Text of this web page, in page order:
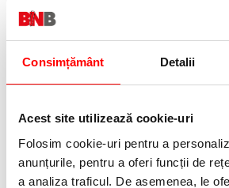
Consimțământ Detalii
Acest site utilizează cookie-uri
Folosim cookie-uri pentru a
anunțurile, pentru a oferi funcții de
a analiza traficul. De asemenea, le
Trei compartimente cu fermoar
—
instrumente.
Lăcașuri pentru creioane, stilouri,
fiecare la locul lui.
Buzunar transparent interior— ideal
Poliester durabil— rezistent la utilizarea
Gen:Unisex
Vârstă recomandată:6-10 ani